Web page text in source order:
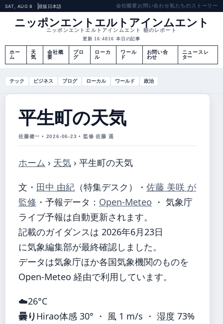
SAT, AUG 8 昼版 日本語 会社概要お問い合わせ私たちのストーリー
ニッポンエントエルトアインムエント
ニッポンエントエルトアインムエント 朝のレポート
更新 16:4816 本日の記事
ホー
ム
天
気
会社概
要
ブロ
グ
ローカ
ル
ワール
ド
お問い合
わせ
ニュースレ
ター
テック ビジネス ブログ ローカル ワールド 政治
平生町の天気
佐藤健一 • 2026-06-23 • 監修 佐藤 遥
ホーム › 天気 › 平生町の天気
文・ 田中 由紀 （特集デスク） ・ 佐藤 美咲 が
監修 ・ 予報データ： Open-Meteo ・ 気象庁
ライブ予報は自動更新されます。
記載のガイダンスは 2026年6月23日
に気象編集部が最終確認しました。
データは気象庁ほか各国気象機関のものを
Open-Meteo 経由で利用しています。
☁️26°C
曇りHirao体感 30° ・ 風 1 m/s ・ 湿度 73%